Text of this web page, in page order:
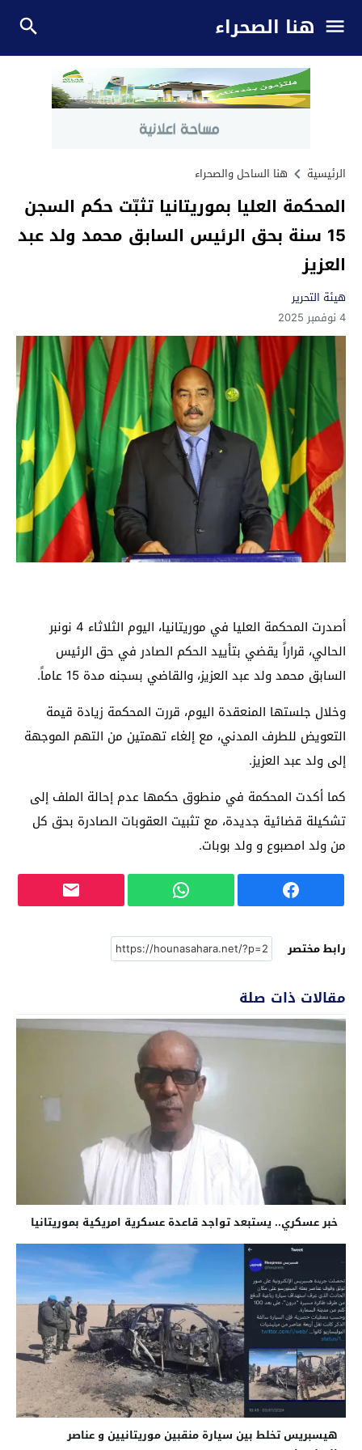
هنا الصحراء
الرئيسية هنا الساحل والصحراء
المحكمة العليا بموريتانيا تثبّت حكم السجن
15 سنة بحق الرئيس السابق محمد ولد عبد
العزيز
هيئة التحرير
4 نوفمبر 2025
أصدرت المحكمة العليا في موريتانيا، اليوم الثلاثاء 4 نونبر
الحالي، قراراً يقضي بتأييد الحكم الصادر في حق الرئيس
السابق محمد ولد عبد العزيز، والقاضي بسجنه مدة 15 عاماً.
وخلال جلستها المنعقدة اليوم، قررت المحكمة زيادة قيمة
التعويض للطرف المدني، مع إلغاء تهمتين من التهم الموجهة
إلى ولد عبد العزيز.
كما أكدت المحكمة في منطوق حكمها عدم إحالة الملف إلى
تشكيلة قضائية جديدة، مع تثبيت العقوبات الصادرة بحق كل
من ولد امصبوع و ولد بوبات.
رابط مختصر
مقالات ذات صلة
خبر عسكري.. يستبعد تواجد قاعدة عسكرية امريكية بموريتانيا
هيسبريس تخلط بين سيارة منقبين موريتانيين و عناصر